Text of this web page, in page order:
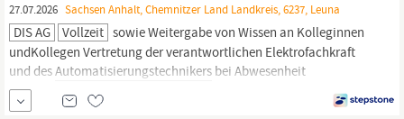
27.07.2026 Sachsen Anhalt, Chemnitzer Land Landkreis, 6237, Leuna
DIS AG Vollzeit sowie Weitergabe von Wissen an Kolleginnen
undKollegen Vertretung der verantwortlichen Elektrofachkraft
und desAutomatisierungstechnikers bei Abwesenheit
Abgeschlossene Ausbildung im Bereich Elektrotechnik,
idealerweise mit einer Weiterbildung zum Techniker oder Meister